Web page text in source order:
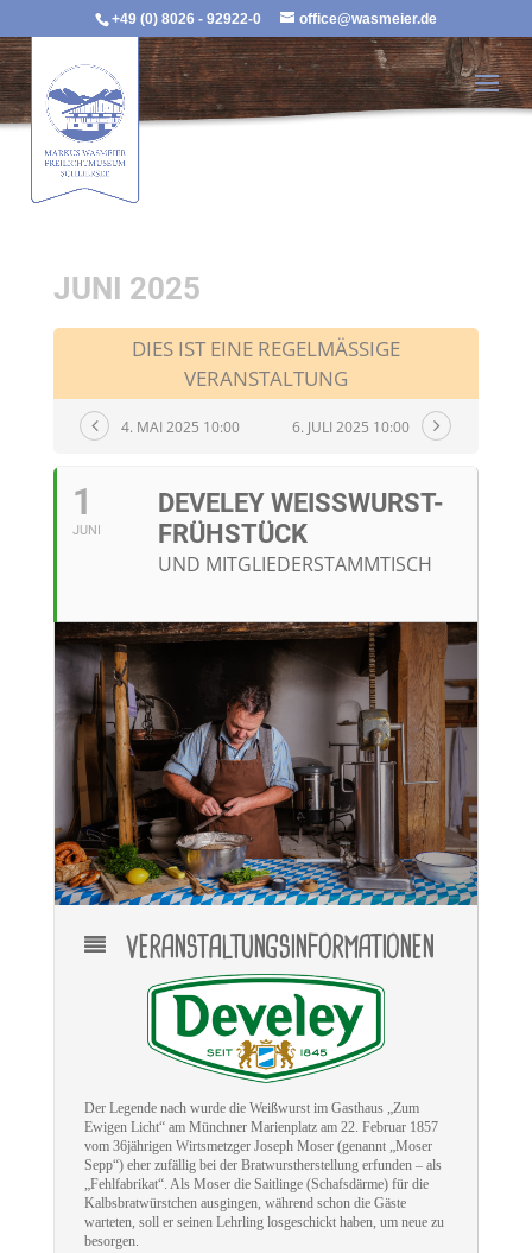
+49 (0) 8026 - 92922-0 office@wasmeier.de
JUNI 2025
DIES IST EINE REGELMÄSSIGE V
ERANSTALTUNG
4. MAI 2025 10:00 6. JULI 2025 10:00
1
JUNI
DEVELEY WEISSWURST-F
RÜHSTÜCK
UND MITGLIEDERSTAMMTISCH
VERANSTALTUNGSINFORMATIONEN
Der Legende nach wurde die Weißwurst im Gasthaus „Zum
Ewigen Licht“ am Münchner Marienplatz am 22. Februar 1857
vom 36jährigen Wirtsmetzger Joseph Moser (genannt „Moser
Sepp“) eher zufällig bei der Bratwurstherstellung erfunden – als
„Fehlfabrikat“. Als Moser die Saitlinge (Schafsdärme) für die
Kalbsbratwürstchen ausgingen, während schon die Gäste
warteten, soll er seinen Lehrling losgeschickt haben, um neue zu
besorgen.